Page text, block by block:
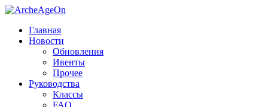
Главная
Новости
Обновления
Ивенты
Прочее
Руководства
Классы
FAQ